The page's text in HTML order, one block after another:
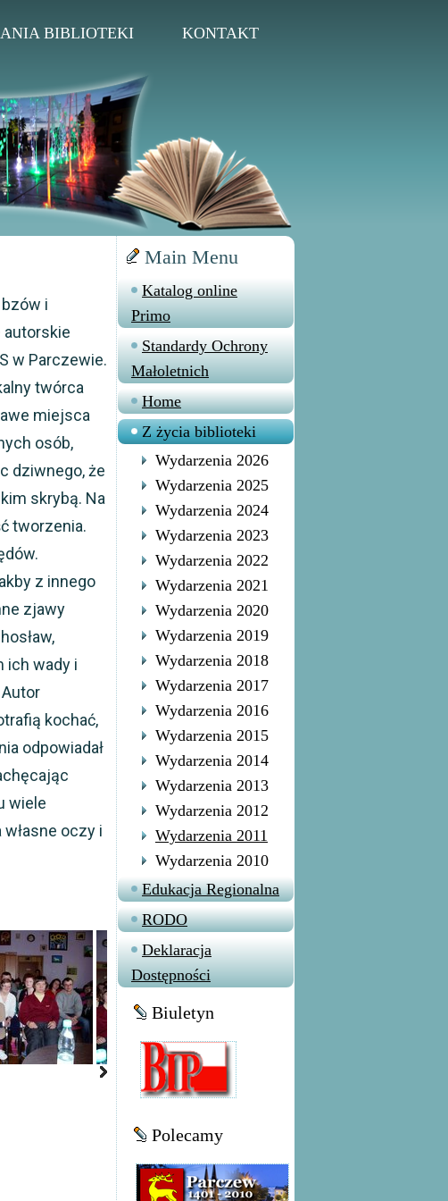
BIBLIOTEKI KONTAKT
i
w Parczewie.
twórca
miejsca
osób,
dziwnego, że
skrybą. Na
tworzenia.
z innego
zjawy
ich wady i
kochać,
odpowiadał
wiele
oczy i
Main Menu
Katalog online
Primo
Standardy Ochrony
Małoletnich
Home
Z życia biblioteki
Wydarzenia 2026
Wydarzenia 2025
Wydarzenia 2024
Wydarzenia 2023
Wydarzenia 2022
Wydarzenia 2021
Wydarzenia 2020
Wydarzenia 2019
Wydarzenia 2018
Wydarzenia 2017
Wydarzenia 2016
Wydarzenia 2015
Wydarzenia 2014
Wydarzenia 2013
Wydarzenia 2012
Wydarzenia 2011
Wydarzenia 2010
Edukacja Regionalna
RODO
Deklaracja
Dostępności
Biuletyn
Polecamy